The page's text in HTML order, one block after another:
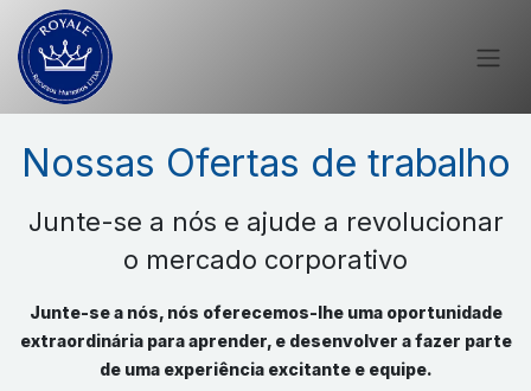
Nossas Ofertas de trabalho
Junte-se a nós e ajude a revolucionar
o mercado corporativo
Junte-se a nós, nós oferecemos-lhe uma oportunidade
extraordinária para aprender, e desenvolver a fazer parte
de uma experiência excitante e equipe.